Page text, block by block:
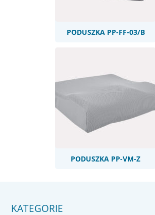
PODUSZKA PP-FF-03/B
PODUSZKA PP-VM-Z
KATEGORIE